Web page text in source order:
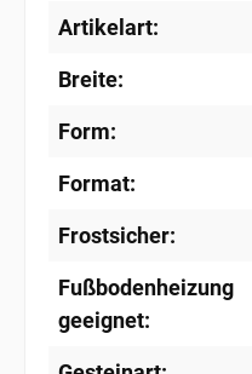
Artikelart:
Breite:
Form:
Format:
Frostsicher:
Fußbodenheizung
geeignet: